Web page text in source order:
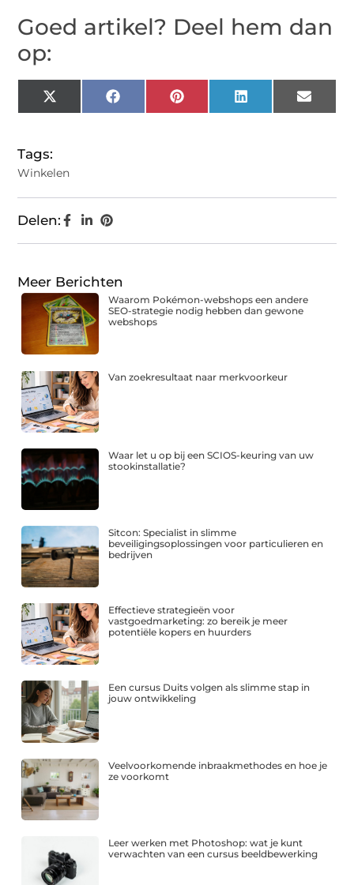
Goed artikel? Deel hem dan
op:
X
(Twitter)
FacebookPinterestLinkedIn Email
Tags:
Winkelen
Delen:
Meer Berichten
Waarom Pokémon-webshops een andere
SEO-strategie nodig hebben dan gewone
webshops
Van zoekresultaat naar merkvoorkeur
Waar let u op bij een SCIOS-keuring van uw
stookinstallatie?
Sitcon: Specialist in slimme
beveiligingsoplossingen voor particulieren en
bedrijven
Effectieve strategieën voor
vastgoedmarketing: zo bereik je meer
potentiële kopers en huurders
Een cursus Duits volgen als slimme stap in
jouw ontwikkeling
Veelvoorkomende inbraakmethodes en hoe je
ze voorkomt
Leer werken met Photoshop: wat je kunt
verwachten van een cursus beeldbewerking